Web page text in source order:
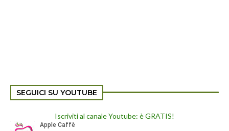
SEGUICI SU YOUTUBE
Iscriviti al canale Youtube: è GRATIS!